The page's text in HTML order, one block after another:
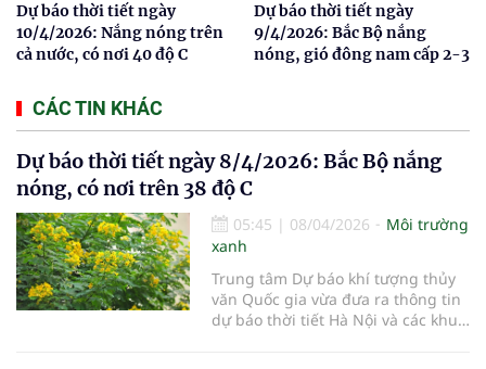
Dự báo thời tiết ngày
10/4/2026: Nắng nóng trên
cả nước, có nơi 40 độ C
Dự báo thời tiết ngày
9/4/2026: Bắc Bộ nắng
nóng, gió đông nam cấp 2-3
CÁC TIN KHÁC
Dự báo thời tiết ngày 8/4/2026: Bắc Bộ nắng
nóng, có nơi trên 38 độ C
05:45 | 08/04/2026
Môi trường
xanh
Trung tâm Dự báo khí tượng thủy
văn Quốc gia vừa đưa ra thông tin
dự báo thời tiết Hà Nội và các khu